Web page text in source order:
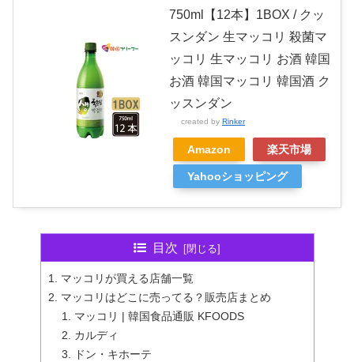
750ml【12本】1BOX / クッ
スンダン 生マッコリ 殺菌マ
ッコリ 生マッコリ お酒 韓国
お酒 韓国マッコリ 韓国酒 ク
ッスンダン
created by Rinker
Amazon 楽天市場
Yahooショッピング
目次
マッコリが買える店舗一覧
マッコリはどこに売ってる？販売店まとめ
マッコリ | 韓国食品通販 KFOODS
カルディ
ドン・キホーテ